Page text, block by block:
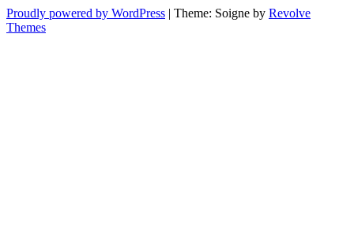
Proudly powered by WordPress | Theme: Soigne by Revolve
Themes